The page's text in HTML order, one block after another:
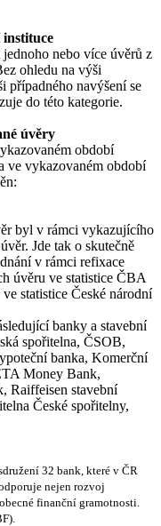
nebo více úvěrů z
ohledu na výši
případného navýšení se
do této kategorie.
úvěry
období
ve vykazovaném období
byl v rámci vykazujícího
Jde tak o skutečně
v rámci refixace
úvěru ve statistice ČBA
statistice České národní
banky a stavební
spořitelna, ČSOB,
banka, Komerční
Money Bank,
Raiffeisen stavební
České spořitelny,
32 bank, které v ČR
nejen rozvoj
finanční gramotnosti.